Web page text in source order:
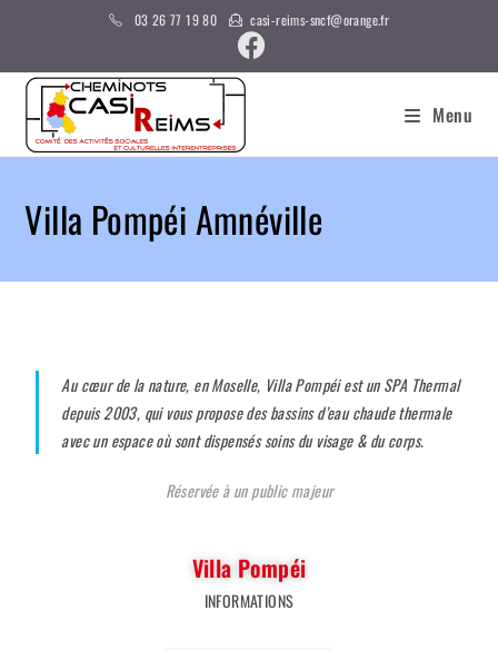
03 26 77 19 80 casi-reims-sncf@orange.fr
Menu
Villa Pompéi Amnéville
Au cœur de la nature, en Moselle, Villa Pompéi est un SPA Thermal
depuis 2003, qui vous propose des bassins d’eau chaude thermale
avec un espace où sont dispensés soins du visage & du corps.
Réservée à un public majeur
Villa Pompéi
INFORMATIONS